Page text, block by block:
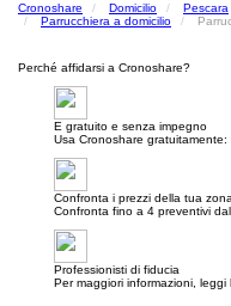
Cronoshare Domicilio Pescara
Parrucchiera a domicilio
Perché affidarsi a Cronoshare?
E gratuito e senza impegno
Usa Cronoshare
Confronta i prezzi della tua zona
Confronta fino a 4 preventivi
Professionisti di fiducia
Per maggiori informazioni, leggi